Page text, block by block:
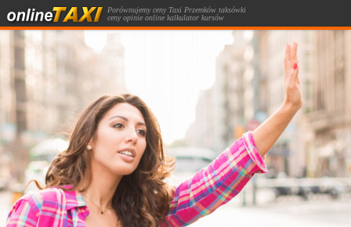
Porównujemy ceny Taxi Przemków taksówki
ceny opinie online kalkulator kursów
taksówką.